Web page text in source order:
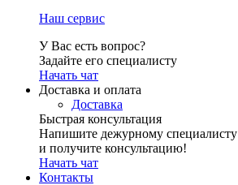
Наш сервис
У Вас есть вопрос?
Задайте его специалисту
Начать чат
Доставка и оплата
Доставка
Быстрая консультация
Напишите дежурному специалисту
и получите консультацию!
Начать чат
Контакты